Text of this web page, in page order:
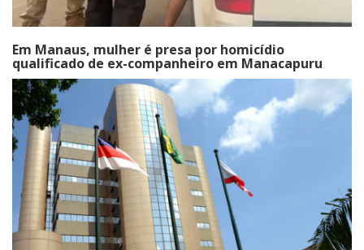
Em Manaus, mulher é presa por homicídio
qualificado de ex-companheiro em Manacapuru